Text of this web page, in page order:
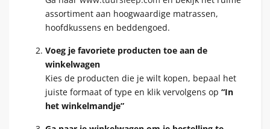
assortiment aan hoogwaardige matrassen,
hoofdkussens en beddengoed.
Voeg je favoriete producten toe aan de
winkelwagen
Kies de producten die je wilt kopen, bepaal het
juiste formaat of type en klik vervolgens op “In
het winkelmandje”